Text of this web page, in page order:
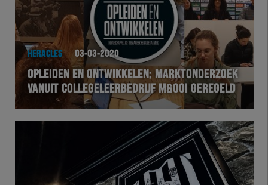
HERACLES 03-03-2020
OPLEIDEN EN ONTWIKKELEN: MARKTONDERZOEK
VANUIT COLLEGELEERBEDRIJF M&OOI GEREGELD